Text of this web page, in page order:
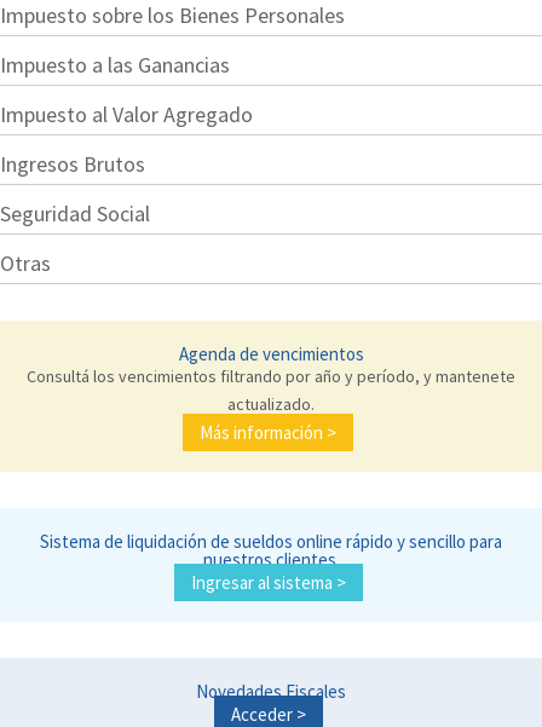
Impuesto sobre los Bienes Personales
Impuesto a las Ganancias
Impuesto al Valor Agregado
Ingresos Brutos
Seguridad Social
Otras
Agenda de vencimientos
Consultá los vencimientos filtrando por año y período, y mantenete
actualizado.
Más información >
Sistema de liquidación de sueldos online rápido y sencillo para
nuestros clientes.
Ingresar al sistema >
Novedades Fiscales
Acceder >